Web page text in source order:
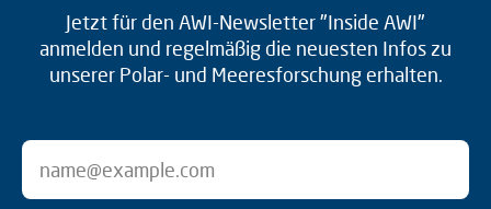
Jetzt für den AWI-Newsletter "Inside AWI"
anmelden und regelmäßig die neuesten Infos zu
unserer Polar- und Meeresforschung erhalten.